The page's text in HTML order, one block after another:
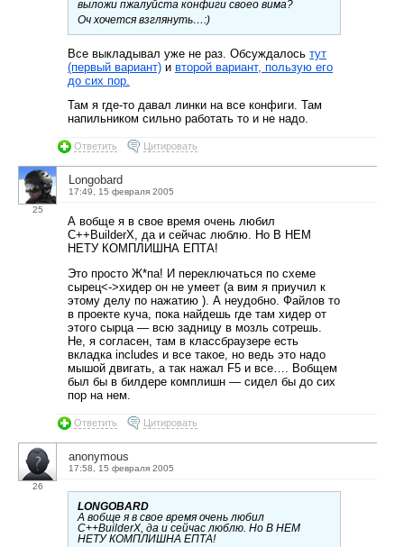
выложи пжалуйста конфиги своео вима?
Оч хочется взглянуть…:)
Все выкладывал уже не раз. Обсуждалось тут
(первый вариант) и второй вариант, пользую его
до сих пор.
Там я где-то давал линки на все конфиги. Там
напильником сильно работать то и не надо.
Ответить Цитировать
25
Longobard
17:49, 15 февраля 2005
А вобще я в свое время очень любил
C++BuilderX, да и сейчас люблю. Но В НЕМ
НЕТУ КОМПЛИШНА ЕПТА!
Это просто Ж*па! И переключаться по схеме
сырец<->хидер он не умеет (а вим я приучил к
этому делу по нажатию ). А неудобно. Файлов то
в проекте куча, пока найдешь где там хидер от
этого сырца — всю задницу в мозль сотрешь.
Не, я согласен, там в классбраузере есть
вкладка includes и все такое, но ведь это надо
мышой двигать, а так нажал F5 и все…. Вобщем
был бы в билдере комплишн — сидел бы до сих
пор на нем.
Ответить Цитировать
26
anonymous
17:58, 15 февраля 2005
LONGOBARD
А вобще я в свое время очень любил
C++BuilderX, да и сейчас люблю. Но В НЕМ
НЕТУ КОМПЛИШНА ЕПТА!